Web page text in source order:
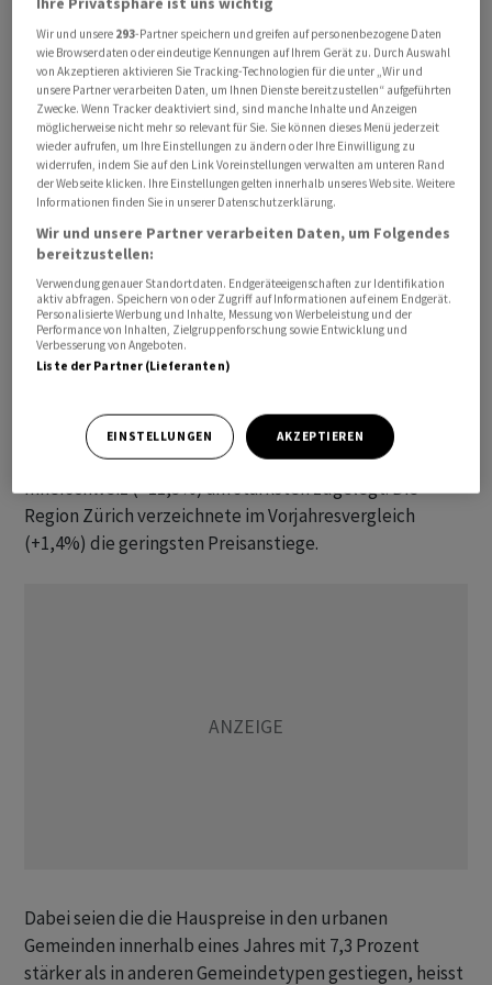
Raiffeisen zeigt. Verglichen mit dem zweiten Quartal
2022 kosten Einfamilienhäuser damit heute 6,1 Prozent
und Stockwerkeigentum 5,1 Prozent mehr als vor
einem Jahr. "Im Kräftemessen zwischen dünnem
Angebot und zinsbedingt höheren Finanzierungskosten
behält aktuell die Angebotsknappheit weiterhin die
Oberhand", wird Fredy Hasenmaile, Chefökonom von
Im Vorjahresvergleich verzeichneten laut Mitteilung
Einfamilienhäuser in der Innerschweiz (+18,8%) und der
Ostschweiz (+9,8%) die grössten Preisanstiege. Weniger
der Nordwestschweiz (+3,3%). Beim
Stockwerkeigentum hätten die Preise in der Region
Innerschweiz (+11,3%) am stärksten zugelegt. Die
Region Zürich verzeichnete im Vorjahresvergleich
(+1,4%) die geringsten Preisanstiege.
Dabei seien die die Hauspreise in den urbanen
Gemeinden innerhalb eines Jahres mit 7,3 Prozent
stärker als in anderen Gemeindetypen gestiegen, heisst
Wir und unsere 293-Partner speichern und greifen auf personenbezogene Daten
wie Browserdaten oder eindeutige Kennungen auf Ihrem Gerät zu. Durch Auswahl
von Akzeptieren aktivieren Sie Tracking-Technologien für die unter „Wir und
unsere Partner verarbeiten Daten, um Ihnen Dienste bereitzustellen“ aufgeführten
Zwecke. Wenn Tracker deaktiviert sind, sind manche Inhalte und Anzeigen
möglicherweise nicht mehr so relevant für Sie. Sie können dieses Menü jederzeit
wieder aufrufen, um Ihre Einstellungen zu ändern oder Ihre Einwilligung zu
widerrufen, indem Sie auf den Link Voreinstellungen verwalten am unteren Rand
der Webseite klicken. Ihre Einstellungen gelten innerhalb unseres Website. Weitere
Informationen finden Sie in unserer Datenschutzerklärung.
Wir und unsere Partner verarbeiten Daten, um Folgendes
bereitzustellen:
Verwendung genauer Standortdaten. Endgeräteeigenschaften zur Identifikation
aktiv abfragen. Speichern von oder Zugriff auf Informationen auf einem Endgerät.
Personalisierte Werbung und Inhalte, Messung von Werbeleistung und der
Performance von Inhalten, Zielgruppenforschung sowie Entwicklung und
Verbesserung von Angeboten.
Liste der Partner (Lieferanten)
EINSTELLUNGEN AKZEPTIEREN